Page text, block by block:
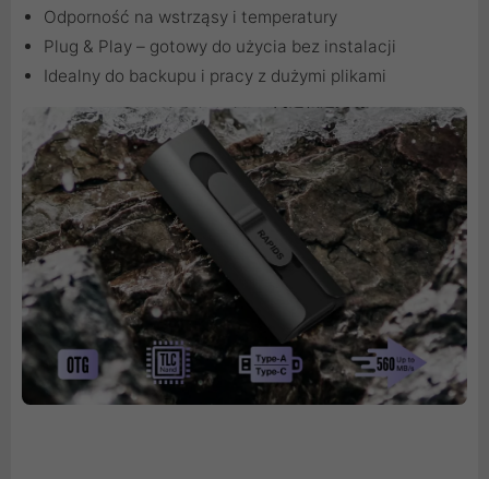
Odporność na wstrząsy i temperatury
Plug & Play – gotowy do użycia bez instalacji
Idealny do backupu i pracy z dużymi plikami